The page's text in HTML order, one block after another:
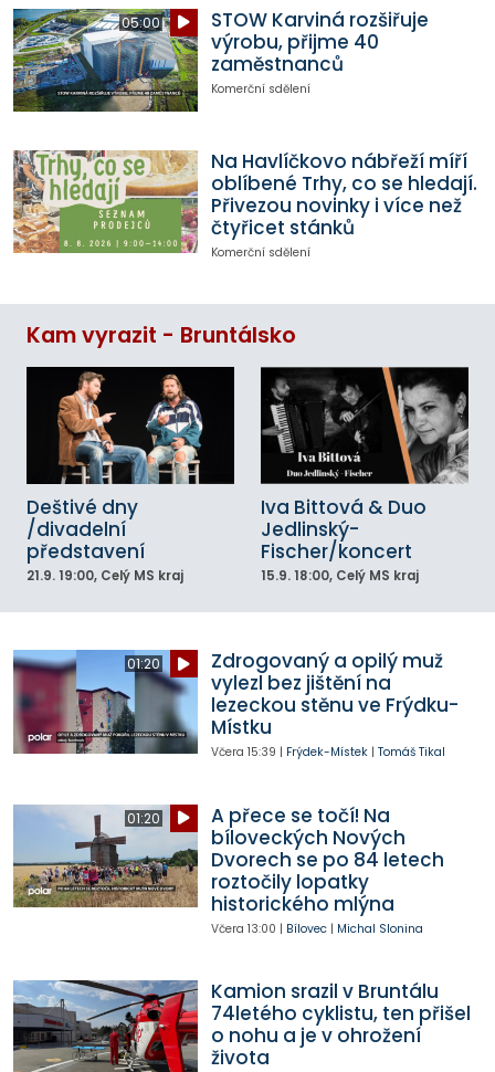
05:00
STOW Karviná rozšiřuje
výrobu, přijme 40
zaměstnanců
Komerční sdělení
Na Havlíčkovo nábřeží míří
oblíbené Trhy, co se hledají.
Přivezou novinky i více než
čtyřicet stánků
Komerční sdělení
Kam vyrazit - Bruntálsko
Deštivé dny
/divadelní
představení
21.9. 19:00, Celý MS kraj
Iva Bittová & Duo
Jedlinský-
Fischer/koncert
15.9. 18:00, Celý MS kraj
01:20
Zdrogovaný a opilý muž
vylezl bez jištění na
lezeckou stěnu ve Frýdku-
Místku
Včera 15:39 | Frýdek-Místek| Tomáš Tikal
01:20
A přece se točí! Na
bíloveckých Nových
Dvorech se po 84 letech
roztočily lopatky
historického mlýna
Včera 13:00 | Bílovec| Michal Slonina
Kamion srazil v Bruntálu
74letého cyklistu, ten přišel
o nohu a je v ohrožení
života